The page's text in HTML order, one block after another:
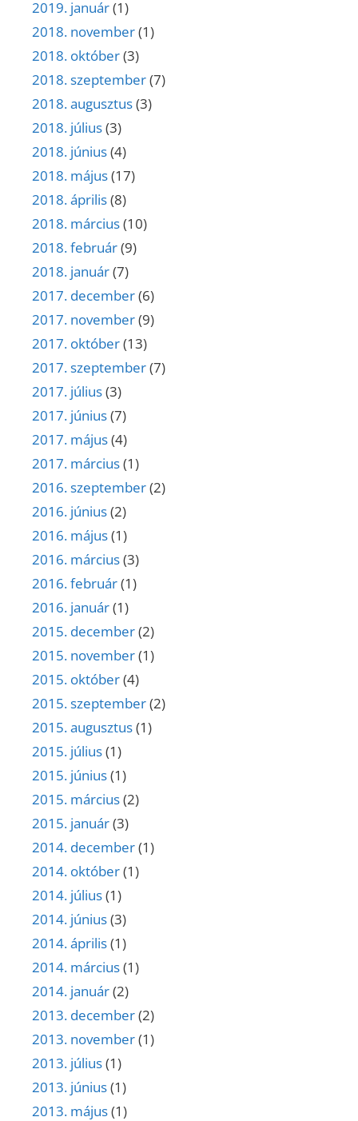
2019. január(1)
2018. november(1)
2018. október(3)
2018. szeptember(7)
2018. augusztus(3)
2018. július(3)
2018. június(4)
2018. május(17)
2018. április(8)
2018. március(10)
2018. február(9)
2018. január(7)
2017. december(6)
2017. november(9)
2017. október(13)
2017. szeptember(7)
2017. július(3)
2017. június(7)
2017. május(4)
2017. március(1)
2016. szeptember(2)
2016. június(2)
2016. május(1)
2016. március(3)
2016. február(1)
2016. január(1)
2015. december(2)
2015. november(1)
2015. október(4)
2015. szeptember(2)
2015. augusztus(1)
2015. július(1)
2015. június(1)
2015. március(2)
2015. január(3)
2014. december(1)
2014. október(1)
2014. július(1)
2014. június(3)
2014. április(1)
2014. március(1)
2014. január(2)
2013. december(2)
2013. november(1)
2013. július(1)
2013. június(1)
2013. május(1)